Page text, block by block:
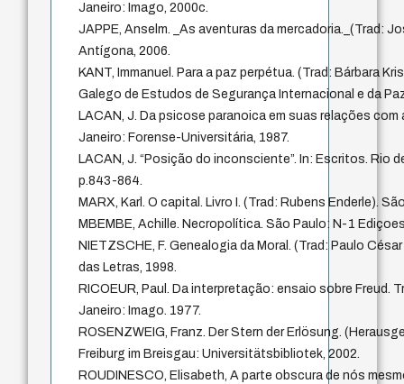
Janeiro: Imago, 2000c.
JAPPE, Anselm. _As aventuras da mercadoria._(Trad:
Antígona, 2006.
KANT, Immanuel. Para a paz perpétua. (Trad: Bárbara
Galego de Estudos de Segurança Internacional e da
LACAN, J. Da psicose paranoica em suas relações com
Janeiro: Forense-Universitária, 1987.
LACAN, J. “Posição do inconsciente”. In: Escritos. Rio
p.843-864.
MARX, Karl. O capital. Livro I. (Trad: Rubens Enderle).
MBEMBE, Achille. Necropolítica. São Paulo: N-1
NIETZSCHE, F. Genealogia da Moral. (Trad: Paulo
das Letras, 1998.
RICOEUR, Paul. Da interpretação: ensaio sobre Freud.
Janeiro: Imago. 1977.
ROSENZWEIG, Franz. Der Stern der Erlösung.
Freiburg im Breisgau: Universitätsbibliotek, 2002.
ROUDINESCO, Elisabeth, A parte obscura de nós